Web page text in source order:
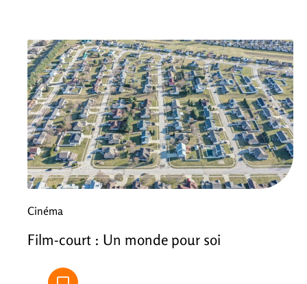
Cinéma
Film-court : Un monde pour soi